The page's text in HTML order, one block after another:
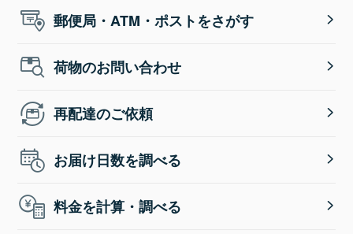
郵便局・ATM・ポストをさがす
荷物のお問い合わせ
再配達のご依頼
お届け日数を調べる
料金を計算・調べる